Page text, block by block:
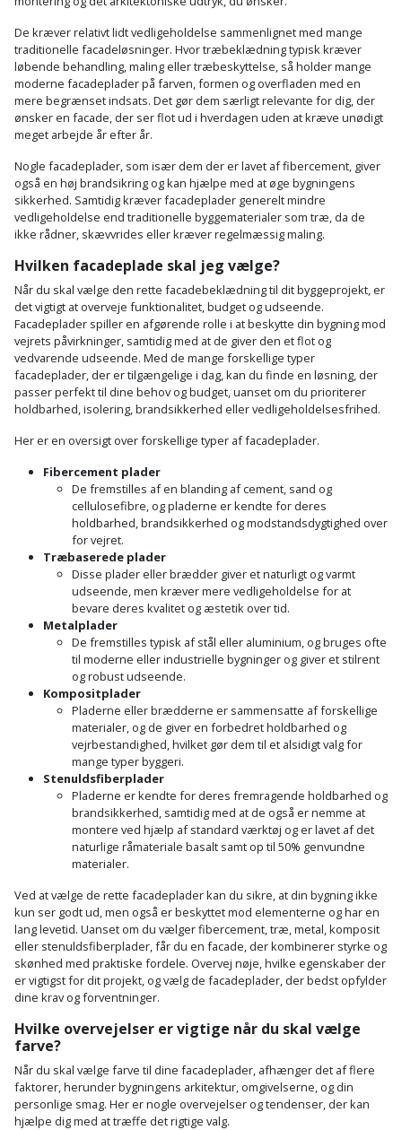
De kræver relativt lidt vedligeholdelse sammenlignet med mange
traditionelle facadeløsninger. Hvor træbeklædning typisk kræver
løbende behandling, maling eller træbeskyttelse, så holder mange
moderne facadeplader på farven, formen og overfladen med en
mere begrænset indsats. Det gør dem særligt relevante for dig, der
ønsker en facade, der ser flot ud i hverdagen uden at kræve unødigt
meget arbejde år efter år.
Nogle facadeplader, som især dem der er lavet af fibercement, giver
også en høj brandsikring og kan hjælpe med at øge bygningens
sikkerhed. Samtidig kræver facadeplader generelt mindre
vedligeholdelse end traditionelle byggematerialer som træ, da de
ikke rådner, skævvrides eller kræver regelmæssig maling.
Hvilken facadeplade skal jeg vælge?
Når du skal vælge den rette facadebeklædning til dit byggeprojekt, er
det vigtigt at overveje funktionalitet, budget og udseende.
Facadeplader spiller en afgørende rolle i at beskytte din bygning mod
vejrets påvirkninger, samtidig med at de giver den et flot og
vedvarende udseende. Med de mange forskellige typer
facadeplader, der er tilgængelige i dag, kan du finde en løsning, der
passer perfekt til dine behov og budget, uanset om du prioriterer
holdbarhed, isolering, brandsikkerhed eller vedligeholdelsesfrihed.
Her er en oversigt over forskellige typer af facadeplader.
Fibercement plader
De fremstilles af en blanding af cement, sand og
cellulosefibre, og pladerne er kendte for deres
holdbarhed, brandsikkerhed og modstandsdygtighed over
for vejret.
Træbaserede plader
Disse plader eller brædder giver et naturligt og varmt
udseende, men kræver mere vedligeholdelse for at
bevare deres kvalitet og æstetik over tid.
Metalplader
De fremstilles typisk af stål eller aluminium, og bruges ofte
til moderne eller industrielle bygninger og giver et stilrent
og robust udseende.
Kompositplader
Pladerne eller brædderne er sammensatte af forskellige
materialer, og de giver en forbedret holdbarhed og
vejrbestandighed, hvilket gør dem til et alsidigt valg for
mange typer byggeri.
Stenuldsfiberplader
Pladerne er kendte for deres fremragende holdbarhed og
brandsikkerhed, samtidig med at de også er nemme at
montere ved hjælp af standard værktøj og er lavet af det
naturlige råmateriale basalt samt op til 50% genvundne
materialer.
Ved at vælge de rette facadeplader kan du sikre, at din bygning ikke
kun ser godt ud, men også er beskyttet mod elementerne og har en
lang levetid. Uanset om du vælger fibercement, træ, metal, komposit
eller stenuldsfiberplader, får du en facade, der kombinerer styrke og
skønhed med praktiske fordele. Overvej nøje, hvilke egenskaber der
er vigtigst for dit projekt, og vælg de facadeplader, der bedst opfylder
dine krav og forventninger.
Hvilke overvejelser er vigtige når du skal vælge
farve?
Når du skal vælge farve til dine facadeplader, afhænger det af flere
faktorer, herunder bygningens arkitektur, omgivelserne, og din
personlige smag. Her er nogle overvejelser og tendenser, der kan
hjælpe dig med at træffe det rigtige valg.